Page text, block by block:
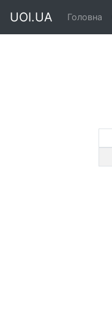
UOI.UA Головна